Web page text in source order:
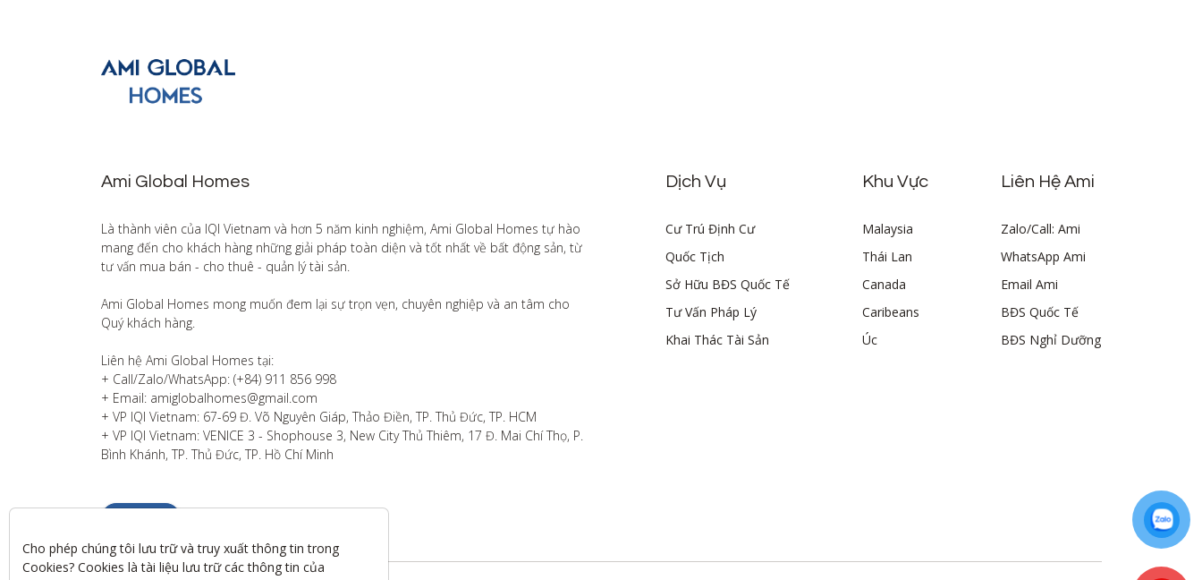
Ami Global Homes
Là thành viên của IQI Vietnam và hơn 5 năm kinh nghiệm, Ami Global Homes tự hào
mang đến cho khách hàng những giải pháp toàn diện và tốt nhất về bất động sản, từ
tư vấn mua bán - cho thuê - quản lý tài sản.
Ami Global Homes mong muốn đem lại sự trọn vẹn, chuyên nghiệp và an tâm cho
Quý khách hàng.
Liên hệ Ami Global Homes tại:
+ Call/Zalo/WhatsApp: (+84) 911 856 998
+ Email: amiglobalhomes@gmail.com
+ VP IQI Vietnam: 67-69 Đ. Võ Nguyên Giáp, Thảo Điền, TP. Thủ Đức, TP. HCM
+ VP IQI Vietnam: VENICE 3 - Shophouse 3, New City Thủ Thiêm, 17 Đ. Mai Chí Thọ, P.
Bình Khánh, TP. Thủ Đức, TP. Hồ Chí Minh
Dịch Vụ
Cư Trú Định Cư
Quốc Tịch
Sở Hữu BĐS Quốc Tế
Tư Vấn Pháp Lý
Khai Thác Tài Sản
Khu Vực
Malaysia
Thái Lan
Canada
Caribeans
Úc
Liên Hệ Ami
Zalo/Call: Ami
WhatsApp Ami
Email Ami
BĐS Quốc Tế
BĐS Nghỉ Dưỡng
Cho phép chúng tôi lưu trữ và truy xuất thông tin trong
Cookies? Cookies là tài liệu lưu trữ các thông tin của